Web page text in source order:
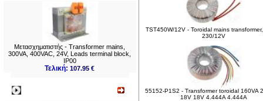
Μετασχηματιστής - Transformer mains,
300VA, 400VAC, 24V, Leads terminal block,
IP00
Τελική:107.95 €
TST450W/12V - Toroidal mains
230/12V
55152-P1S2 - Transformer toroidal 160VA
18V 18V 4.444A 4.444A